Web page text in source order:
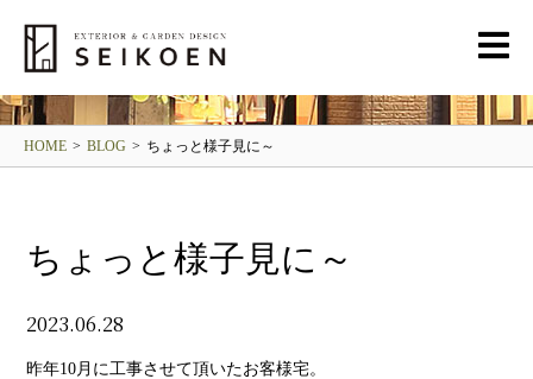
HOME > BLOG > ちょっと様子見に～
ちょっと様子見に～
2023.06.28
昨年10月に工事させて頂いたお客様宅。